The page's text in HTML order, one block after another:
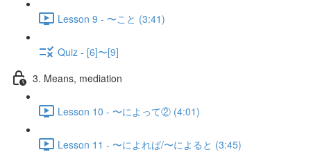
Lesson 9 - 〜こと (3:41)
Quiz - [6]〜[9]
3. Means, mediation
Lesson 10 - 〜によって② (4:01)
Lesson 11 - 〜によれば/〜によると (3:45)